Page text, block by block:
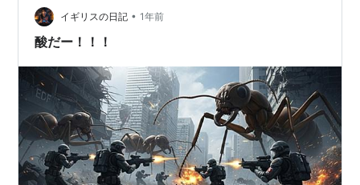
イギリスの日記 • 1年前
酸だー！！！